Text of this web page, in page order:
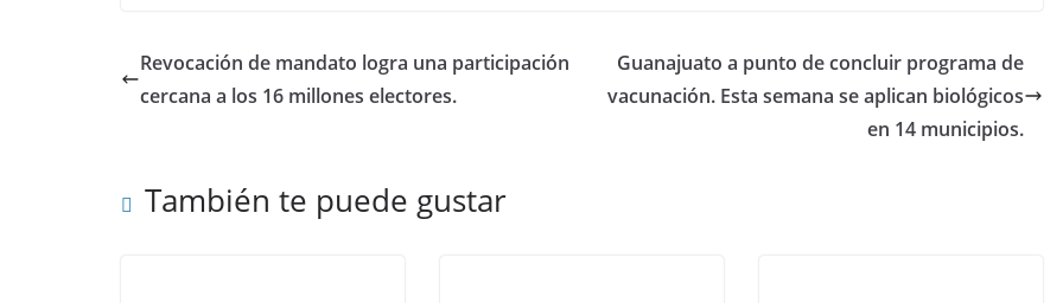
o
o
p
p
n
Revocación de mandato logra una participación
cercana a los 16 millones electores.
Guanajuato a punto de concluir programa de
vacunación. Esta semana se aplican biológicos
en 14 municipios.
También te puede gustar